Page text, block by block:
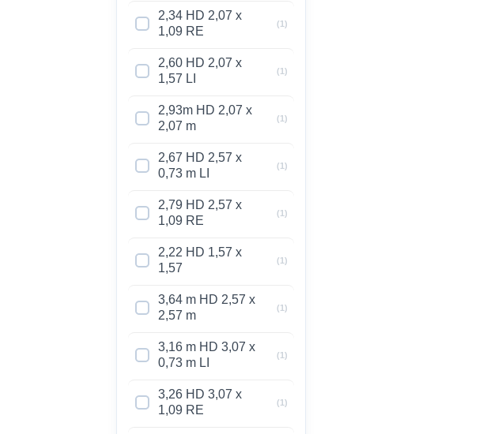
2,34 HD 2,07 x
1,09 RE
(1)
2,60 HD 2,07 x
1,57 LI
(1)
2,93m HD 2,07 x
2,07 m
(1)
2,67 HD 2,57 x
0,73 m LI
(1)
2,79 HD 2,57 x
1,09 RE
(1)
2,22 HD 1,57 x
1,57
(1)
3,64 m HD 2,57 x
2,57 m
(1)
3,16 m HD 3,07 x
0,73 m LI
(1)
3,26 HD 3,07 x
1,09 RE
(1)